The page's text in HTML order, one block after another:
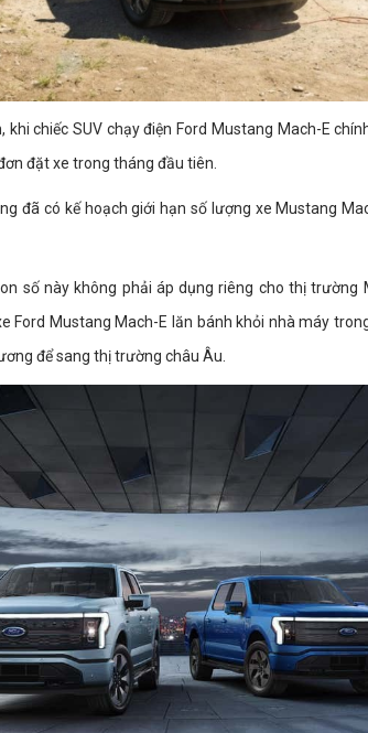
khi chiếc SUV chạy điện Ford Mustang Mach-E
đặt xe trong tháng đầu tiên.
đã có kế hoạch giới hạn số lượng xe Mustang
số này không phải áp dụng riêng cho thị trường
Ford Mustang Mach-E lăn bánh khỏi nhà máy
để sang thị trường châu Âu.